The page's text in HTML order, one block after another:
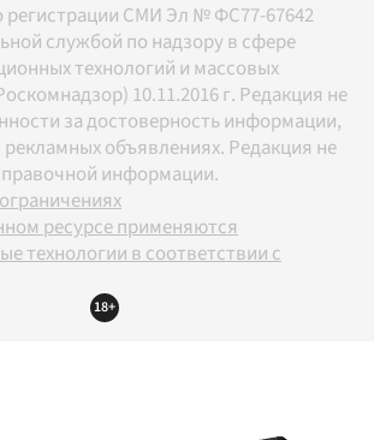
регистрации СМИ Эл № ФС77-67642
службой по надзору в сфере
технологий и массовых
10.11.2016 г. Редакция не
за достоверность информации,
объявлениях. Редакция не
информации.
ресурсе применяются
технологии в соответствии с
18+